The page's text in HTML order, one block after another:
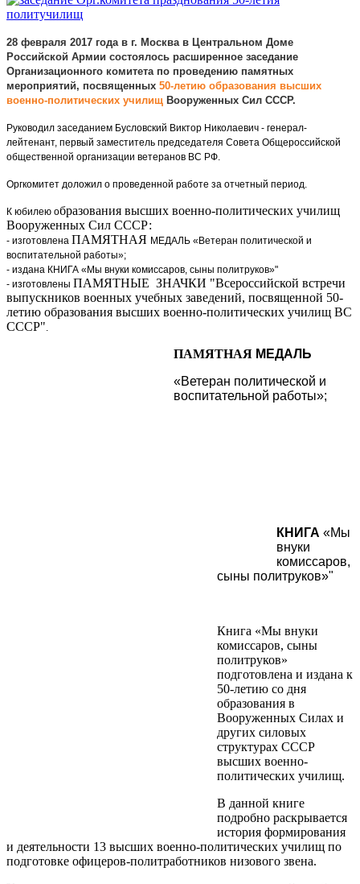
28 февраля 2017 года в г. Москва в Центральном Доме
Российской Армии состоялось расширенное заседание
Организационного комитета по проведению памятных
мероприятий, посвященных 50-летию образования высших
военно-политических училищ Вооруженных Сил СССР.
Руководил заседанием Бусловский Виктор Николаевич - генерал-
лейтенант, первый заместитель председателя Совета Общероссийской
общественной организации ветеранов ВС РФ.
Оргкомитет доложил о проведенной работе за отчетный период.
К юбилею образования высших военно-политических училищ
Вооруженных Сил СССР:
- изготовлена ПАМЯТНАЯ МЕДАЛЬ «Ветеран политической и
воспитательной работы»;
- издана КНИГА «Мы внуки комиссаров, сыны политруков»"
- изготовлены ПАМЯТНЫЕ ЗНАЧКИ "Всероссийской встречи
выпускников военных учебных заведений, посвященной 50-
летию образования высших военно-политических училищ ВС
СССР"
ПАМЯТНАЯ МЕДАЛЬ
«Ветеран политической и
воспитательной работы»;
КНИГА «Мы
внуки
комиссаров,
сыны политруков»"
Книга «Мы внуки
комиссаров, сыны
политруков»
подготовлена и издана к
50-летию со дня
образования в
Вооруженных Силах и
других силовых
структурах СССР
высших военно-
политических училищ.
В данной книге
подробно раскрывается
история формирования
и деятельности 13 высших военно-политических училищ по
подготовке офицеров-политработников низового звена.